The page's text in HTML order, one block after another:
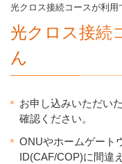
光クロス接続コースが利用
光クロス接続
ん
お申し込みいただい
確認ください。
ONUやホームゲート
ID(CAF/COP)に間違